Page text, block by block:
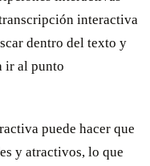
interactiva
dentro del texto y
ir al punto
puede hacer que
y atractivos, lo que